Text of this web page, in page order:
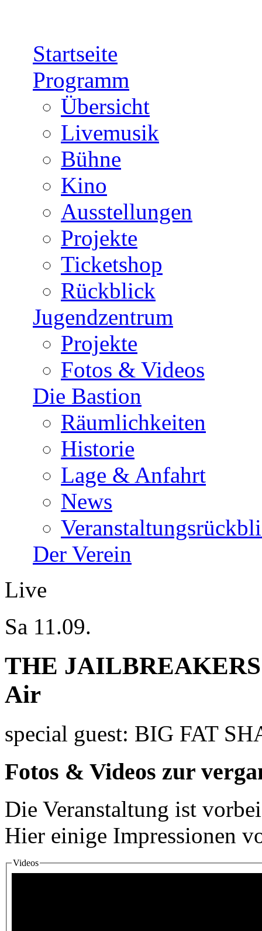
Startseite
Programm
Übersicht
Livemusik
Bühne
Kino
Ausstellungen
Projekte
Ticketshop
Rückblick
Jugendzentrum
Projekte
Fotos & Videos
Die Bastion
Räumlichkeiten
Historie
Lage & Anfahrt
News
Der Verein
Live
Sa 11.09.
THE
Air
special guest: BIG FAT
Fotos & Videos zur
Die Veranstaltung ist
Hier einige Impressionen
Medien
Videos